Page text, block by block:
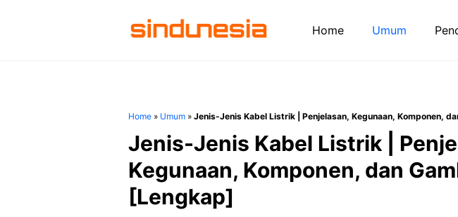
Home Umum
Home » Umum » Jenis-Jenis Kabel Listrik | Penjelasan, Kegunaan, Komponen,
Jenis-Jenis Kabel Listrik |
Kegunaan, Komponen, dan
[Lengkap]